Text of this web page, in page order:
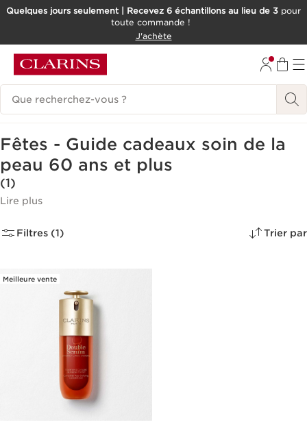
ALLER AU CONTENU
Quelques jours seulement | Recevez 6 échantillons au lieu de 3 pour
toute commande !
J'achète
Historique des recherches
Fêtes - Guide cadeaux soin de la
peau 60 ans et plus
(1)
Lire plus
Filtres (1) Trier par
Meilleure vente